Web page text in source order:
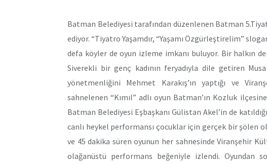
Batman Belediyesi tarafından düzenlenen Batman
ediyor. “Tiyatro Yaşamdır, “Yaşamı Özgürleştirelim”
defa köyler de oyun izleme imkanı buluyor. Bir halkın
Siverekli bir genç kadının feryadıyla dile getiren
yönetmenliğini Mehmet Karakış’ın yaptığı ve
sahnelenen “Kımıl” adlı oyun Batman’ın Kozluk
Batman Belediyesi Eşbaşkanı Gülistan Akel’in de
canlı heykel performansı çocuklar için gerçek bir şölen
ve 45 dakika süren oyunun her sahnesinde Viranşehir
olağanüstü performans beğeniyle izlendi. Oyundan